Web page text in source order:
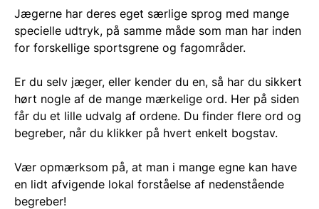
Jægerne har deres eget særlige sprog med mange
specielle udtryk, på samme måde som man har inden
for forskellige sportsgrene og fagområder.
Er du selv jæger, eller kender du en, så har du sikkert
hørt nogle af de mange mærkelige ord. Her på siden
får du et lille udvalg af ordene. Du finder flere ord og
begreber, når du klikker på hvert enkelt bogstav.
Vær opmærksom på, at man i mange egne kan have
en lidt afvigende lokal forståelse af nedenstående
begreber!